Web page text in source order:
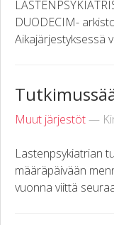
DUODECIM-
Aikajärjestyksessä
Muut järjestöt—
Lastenpsykiatrian
määräpäivään
vuonna viittä